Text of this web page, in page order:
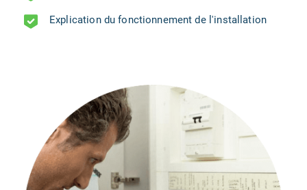
Explication du fonctionnement de l'installation